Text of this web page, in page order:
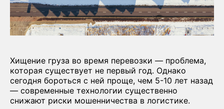
Хищение груза во время перевозки — проблема,
которая существует не первый год. Однако
сегодня бороться с ней проще, чем 5-10 лет назад
— современные технологии существенно
снижают риски мошенничества в логистике.